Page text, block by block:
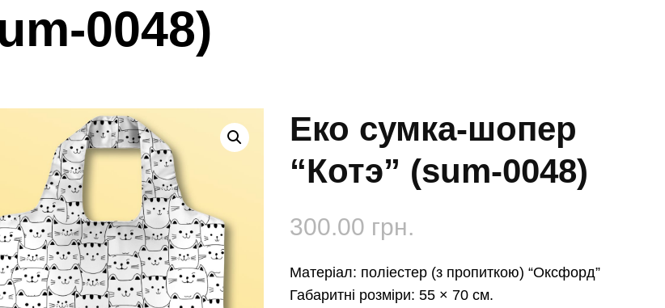
0048)
Еко сумка-шопер
“Котэ” (sum-0048)
300.00 грн.
Матеріал: поліестер (з пропиткою) “Оксфорд”
Габаритні розміри: 55 × 70 см.